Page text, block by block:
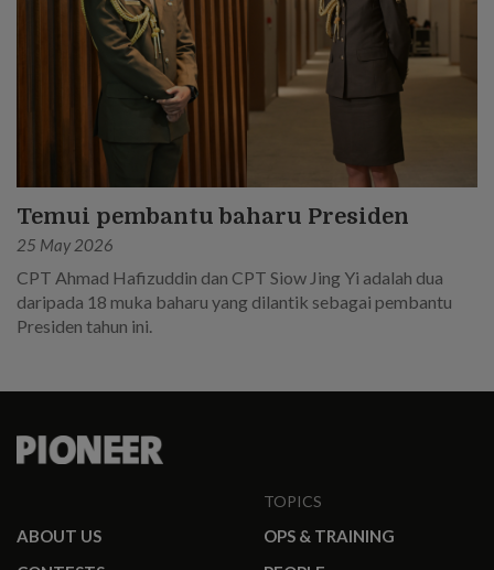
Temui pembantu baharu Presiden
25 May 2026
CPT Ahmad Hafizuddin dan CPT Siow Jing Yi adalah dua
daripada 18 muka baharu yang dilantik sebagai pembantu
Presiden tahun ini.
ABOUT US
TOPICS
OPS & TRAINING